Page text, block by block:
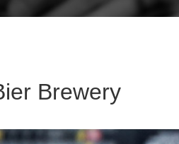
Brewery